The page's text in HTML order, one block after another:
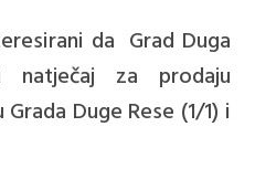
da Grad Duga
natječaj za prodaju
Duge Rese (1/1) i